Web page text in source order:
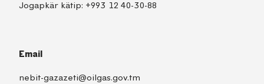
Jogapkär kätip: +993 12 40-30-88
Email
nebit-gazazeti@oilgas.gov.tm